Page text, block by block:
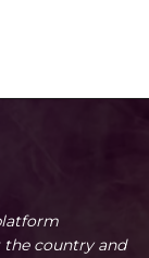
country and